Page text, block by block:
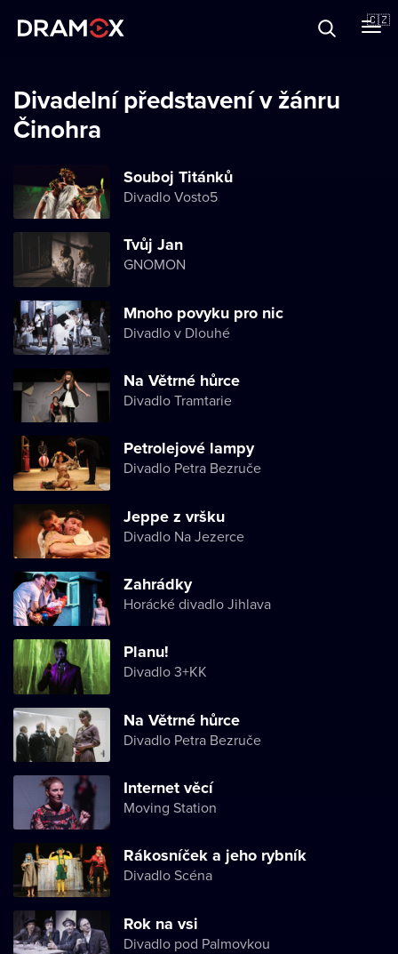
🇨🇿
Registrujte se
Divadelní představení v žánru
Činohra
Souboj Titánků
Divadlo Vosto5
Tvůj Jan
GNOMON
Mnoho povyku pro nic
Divadlo v Dlouhé
Na Větrné hůrce
Divadlo Tramtarie
Petrolejové lampy
Divadlo Petra Bezruče
Jeppe z vršku
Divadlo Na Jezerce
Zahrádky
Horácké divadlo Jihlava
Planu!
Divadlo 3+KK
Na Větrné hůrce
Divadlo Petra Bezruče
Internet věcí
Moving Station
Rákosníček a jeho rybník
Divadlo Scéna
Rok na vsi
Divadlo pod Palmovkou